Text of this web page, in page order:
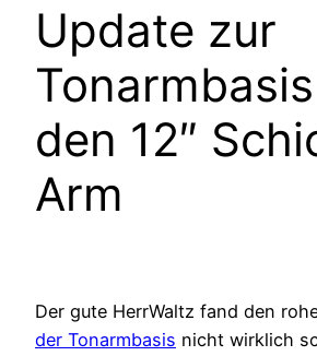
Update zur
den 12″
Arm
Der gute HerrWaltz fand den
der Tonarmbasis nicht wirklich